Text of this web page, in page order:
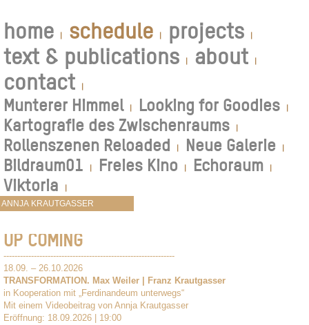
home | schedule | projects |
text & publications | about |
contact |
Munterer Himmel| Looking for Goodies |
Kartografie des Zwischenraums |
Rollenszenen Reloaded | Neue Galerie |
Bildraum01 | Freies Kino | Echoraum |
Viktoria |
UP COMING
--------------------------------------------------------------
18.09. – 26.10.2026
TRANSFORMATION. Max Weiler | Franz Krautgasser
in Kooperation mit „Ferdinandeum unterwegs“
Mit einem Videobeitrag von Annja Krautgasser
Eröffnung: 18.09.2026 | 19:00